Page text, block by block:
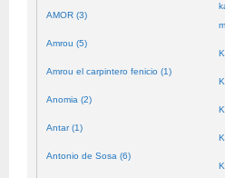
AMOR (3)
Amrou (5)
Amrou el carpintero fenicio (1)
Anomia (2)
Antar (1)
Antonio de Sosa (6)